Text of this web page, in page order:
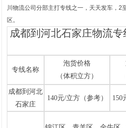
川物流公司分部主打专线之一，天天发车，2
区。
成都到河北石家庄物流
专线名称
泡货价格
（体积立方）
成都到河北
石家庄
140元/立方（参考） 150